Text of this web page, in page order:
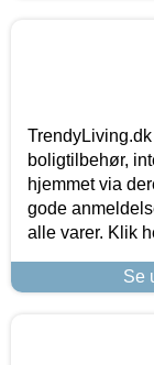
boligtilbehør,
hjemmet via
gode
alle varer. Klik
Se